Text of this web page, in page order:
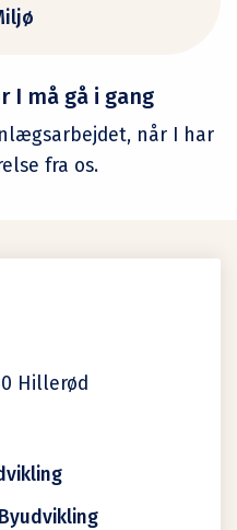
I må gå i gang
når I har
fra os.
Hillerød